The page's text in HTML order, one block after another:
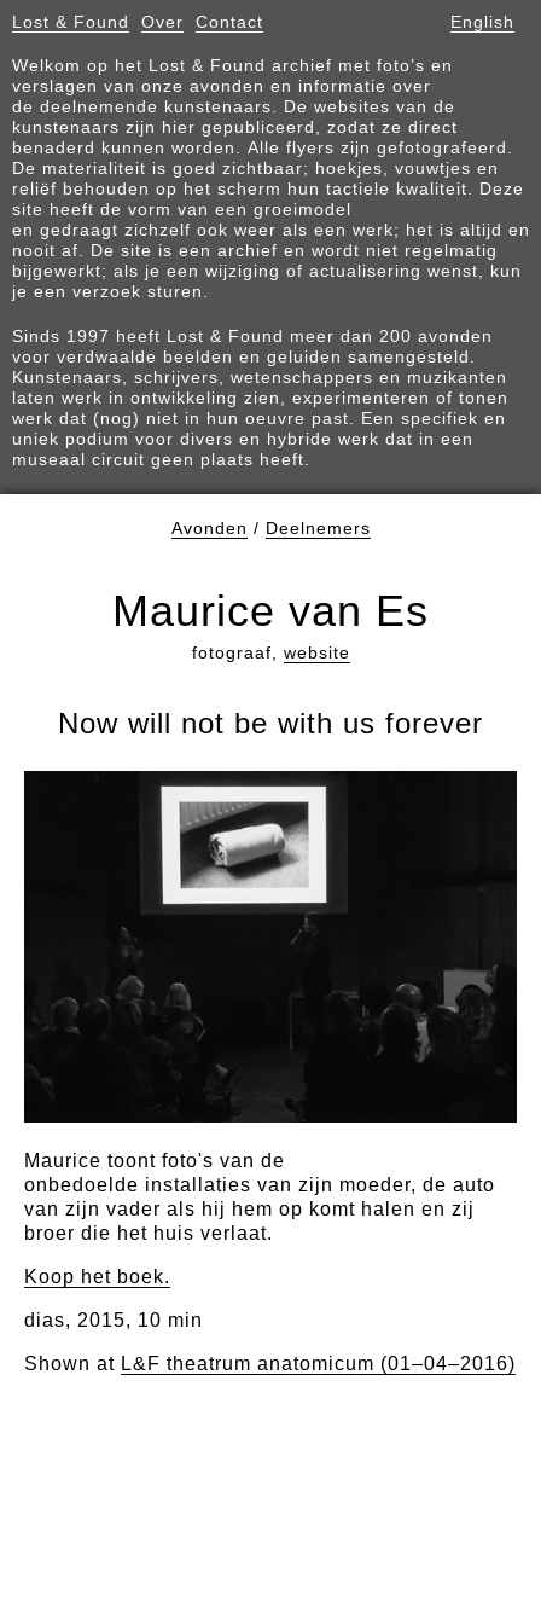
Lost & Found Over Contact English
Welkom op het Lost & Found archief met foto’s en
verslagen van onze avonden en informatie over
de deelnemende kunstenaars. De websites van de
kunstenaars zijn hier gepubliceerd, zodat ze direct
benaderd kunnen worden. Alle flyers zijn gefotografeerd.
De materialiteit is goed zichtbaar; hoekjes, vouwtjes en
reliëf behouden op het scherm hun tactiele kwaliteit. Deze
site heeft de vorm van een groeimodel
en gedraagt zichzelf ook weer als een werk; het is altijd en
nooit af. De site is een archief en wordt niet regelmatig
bijgewerkt; als je een wijziging of actualisering wenst, kun
je een verzoek sturen.
Sinds 1997 heeft Lost & Found meer dan 200 avonden
voor verdwaalde beelden en geluiden samengesteld.
Kunstenaars, schrijvers, wetenschappers en muzikanten
laten werk in ontwikkeling zien, experimenteren of tonen
werk dat (nog) niet in hun oeuvre past. Een specifiek en
uniek podium voor divers en hybride werk dat in een
museaal circuit geen plaats heeft.
Avonden / Deelnemers
Maurice van Es
fotograaf, website
Now will not be with us forever
Maurice toont foto's van de
onbedoelde installaties van zijn moeder, de auto
van zijn vader als hij hem op komt halen en zij
broer die het huis verlaat.
Koop het boek.
dias, 2015, 10 min
Shown at L&F theatrum anatomicum (01–04–2016)